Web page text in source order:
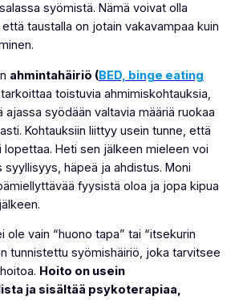
syömistä. Nämä voivat olla
taustalla on jotain vakavampaa kuin
ahmintahäiriö (BED, binge eating
toistuvia ahmimiskohtauksia,
ajassa syödään valtavia määriä ruokaa
Kohtauksiin liittyy usein tunne, että
Heti sen jälkeen mieleen voi
syyllisyys, häpeä ja ahdistus. Moni
fyysistä oloa ja jopa kipua
ole vain “huono tapa” tai “itsekurin
tunnistettu syömishäiriö, joka tarvitsee
Hoito on usein
ja sisältää psykoterapiaa,